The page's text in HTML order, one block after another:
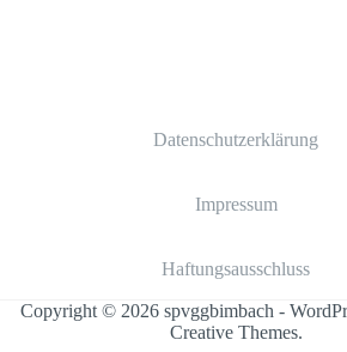
Datenschutzerklärung
Impressum
Haftungsausschluss
Copyright © 2026 spvggbimbach -
Creative Themes.